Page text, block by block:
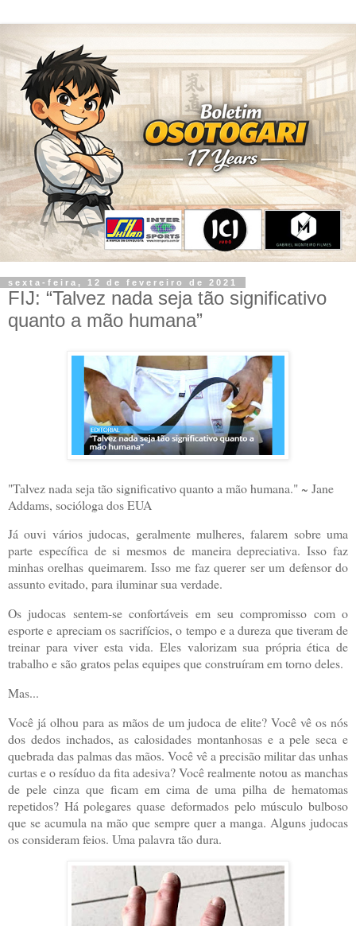
sexta-feira, 12 de fevereiro de 2021
FIJ: “Talvez nada seja tão significativo
quanto a mão humana”
"Talvez nada seja tão significativo quanto a mão humana." ~ Jane
Addams, socióloga dos EUA
Já ouvi vários judocas, geralmente mulheres, falarem sobre uma
parte específica de si mesmos de maneira depreciativa. Isso faz
minhas orelhas queimarem. Isso me faz querer ser um defensor do
assunto evitado, para iluminar sua verdade.
Os judocas sentem-se confortáveis ​​em seu compromisso com o
esporte e apreciam os sacrifícios, o tempo e a dureza que tiveram de
treinar para viver esta vida. Eles valorizam sua própria ética de
trabalho e são gratos pelas equipes que construíram em torno deles.
Mas...
Você já olhou para as mãos de um judoca de elite? Você vê os nós
dos dedos inchados, as calosidades montanhosas e a pele seca e
quebrada das palmas das mãos. Você vê a precisão militar das unhas
curtas e o resíduo da fita adesiva? Você realmente notou as manchas
de pele cinza que ficam em cima de uma pilha de hematomas
repetidos? Há polegares quase deformados pelo músculo bulboso
que se acumula na mão que sempre quer a manga. Alguns judocas
os consideram feios. Uma palavra tão dura.